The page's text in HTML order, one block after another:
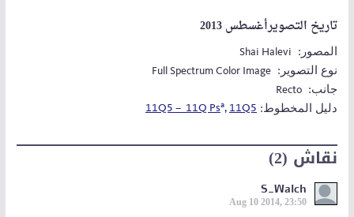
تاريخ التصويرأغسطس 2013
المصور: Shai Halevi
نوع التصوير: Full Spectrum Color Image
جانب: Recto
‫دليل المخطوط: 11Q5 – 11Q Psa, 11Q5
نقاش (2)
S_Walch
Aug 10 2014, 23:50